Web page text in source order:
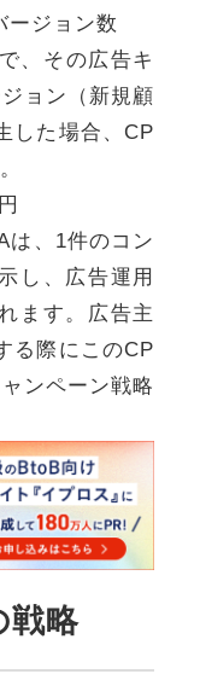
ージョン数
、その広告キ
ョン（新規顧
した場合、CP
は、1件のコン
し、広告運用
ます。広告主
る際にこのCP
ンペーン戦略
戦略